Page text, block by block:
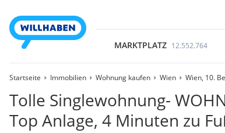
MARKTPLATZ 12.552.764
Startseite Immobilien Wohnung kaufen Wien Wien, 10.
Tolle Singlewohnung-
Top Anlage, 4 Minuten zu